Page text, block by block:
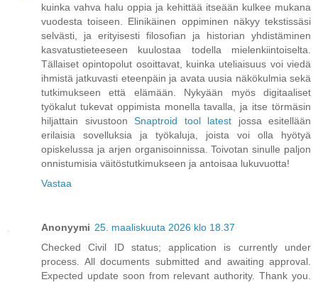
kuinka vahva halu oppia ja kehittää itseään kulkee mukana
vuodesta toiseen. Elinikäinen oppiminen näkyy tekstissäsi
selvästi, ja erityisesti filosofian ja historian yhdistäminen
kasvatustieteeseen kuulostaa todella mielenkiintoiselta.
Tällaiset opintopolut osoittavat, kuinka uteliaisuus voi viedä
ihmistä jatkuvasti eteenpäin ja avata uusia näkökulmia sekä
tutkimukseen että elämään. Nykyään myös digitaaliset
työkalut tukevat oppimista monella tavalla, ja itse törmäsin
hiljattain sivustoon Snaptroid tool latest jossa esitellään
erilaisia sovelluksia ja työkaluja, joista voi olla hyötyä
opiskelussa ja arjen organisoinnissa. Toivotan sinulle paljon
onnistumisia väitöstutkimukseen ja antoisaa lukuvuotta!
Vastaa
Anonyymi 25. maaliskuuta 2026 klo 18.37
Checked Civil ID status; application is currently under
process. All documents submitted and awaiting approval.
Expected update soon from relevant authority. Thank you.